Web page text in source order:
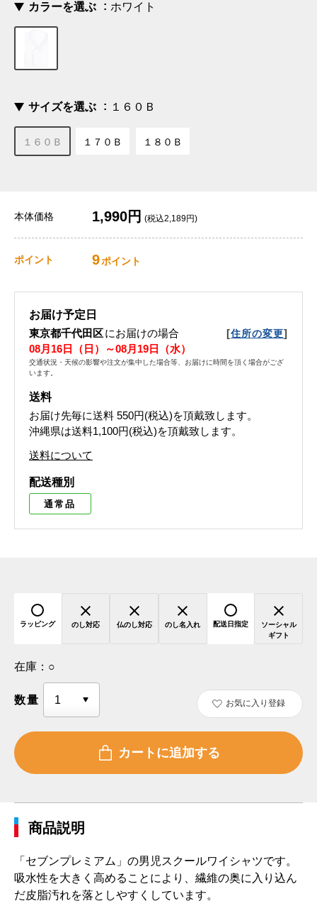
カラーを選ぶ ホワイト
サイズを選ぶ １６０Ｂ
１６０Ｂ １７０Ｂ １８０Ｂ
本体価格 1,990円 (税込2,189円)
ポイント 9ポイント
お届け予定日
東京都千代田区にお届けの場合 [住所の変更]
08月16日（日）～08月19日（水）
交通状況・天候の影響や注文が集中した場合等、お届けに時間を頂く場合がござ
います。
送料
お届け先毎に送料 550円(税込)を頂戴致します。
沖縄県は送料1,100円(税込)を頂戴致します。
送料について
配送種別
通常品
ラッピング のし対応 仏のし対応 のし名入れ 配送日指定
ソーシャル
ギフト
在庫： ○
数量 お気に入り登録
商品説明
「セブンプレミアム」の男児スクールワイシャツです。
吸水性を大きく高めることにより、繊維の奥に入り込ん
だ皮脂汚れを落としやすくしています。